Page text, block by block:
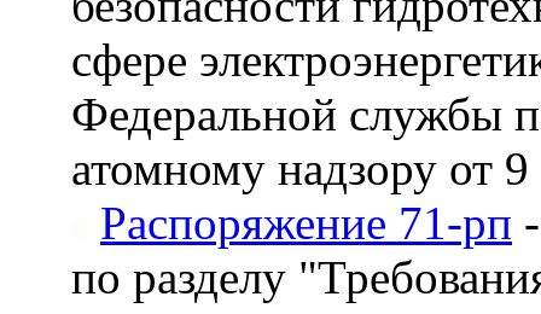
сфере
Федеральной службы
атомному надзору от
Распоряжение 71-рп
по разделу